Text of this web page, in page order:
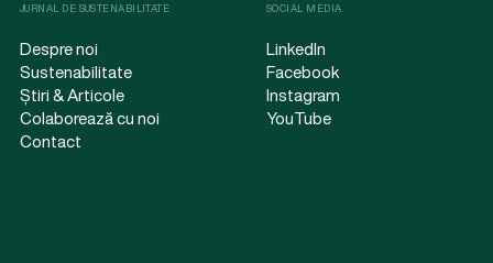
JURNAL DE SUSTENABILITATE
Despre noi
Sustenabilitate
Știri & Articole
Colaborează cu noi
Contact
SOCIAL MEDIA
LinkedIn
Facebook
Instagram
YouTube